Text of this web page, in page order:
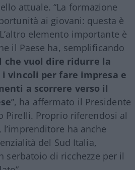
attuale. “La formazione
ai giovani: questa è
elemento importante è
il Paese ha, semplificando
che vuol dire ridurre la
vincoli per fare impresa e
a scorrere verso il
”, ha affermato il Presidente
Pirelli. Proprio riferendosi al
ha anche
del Sud Italia,
serbatoio di ricchezze per il